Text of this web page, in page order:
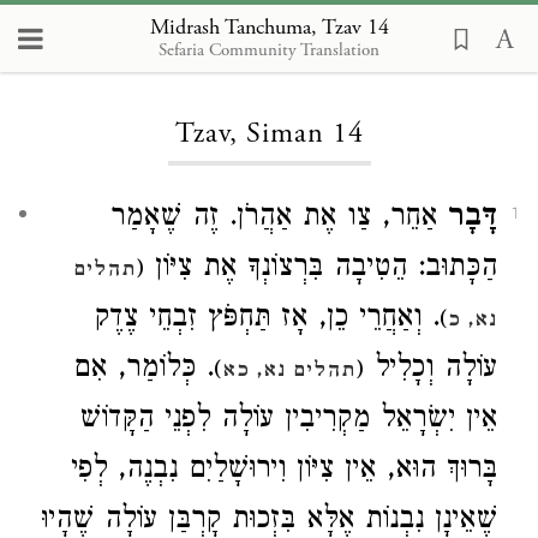
Midrash Tanchuma, Tzav 14
Sefaria Community Translation
Loading...
Tzav, Siman 14
1 דָּבָר אַחֵר, צַו אֶת אַהֲרֹן. זֶה שֶׁאָמַר
הַכָּתוּב: הֵטִיבָה בִּרְצוֹנְךָ אֶת צִיּוֹן (תהלים
נא, כ). וְאַחֲרֵי כֵן, אָז תַּחְפֹּץ זִבְחֵי צֶדֶק
עוֹלָה וְכָלִיל (תהלים נא, כא). כְּלוֹמַר, אִם
אֵין יִשְׂרָאֵל מַקְרִיבִין עוֹלָה לִפְנֵי הַקָּדוֹשׁ
בָּרוּךְ הוּא, אֵין צִיּוֹן וִירוּשָׁלַיִם נִבְנֶה, לְפִי
שֶׁאֵינָן נִבְנוֹת אֶלָּא בִּזְכוּת קָרְבַּן עוֹלָה שֶׁהָיוּ